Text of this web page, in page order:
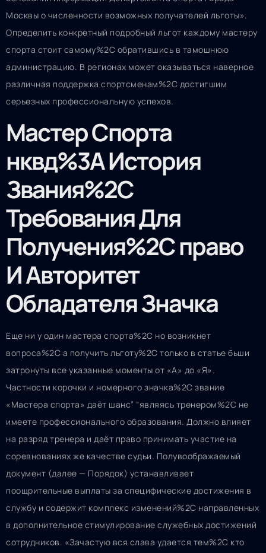
Москвы о численности возможных получателей льготы».
Определить конкретный подробный льгот каждому мастеру
спорта стоит самому%2C обратившись в тамошнюю
администрацию. В регионах может оказываться наверное
различная поддержка спортсменам%2C достигшим
серьезных профессиональную успехов.
Мастер Спорта
нквд%3A История
Звания%2C
Требования Для
Получения%2C право
И Авторитет
Обладателя Значка
Еще ни у один мастера спорта%2C но возникнет
вопроса%2C а получить льготу%2C только в статье бьши
затронуты все указанные моменты от «А» до «Я».
Частности корочки и номерного значка%2C звание
«Мастера спорта» даёт шанс” “являясь тренером%2C не
имеете профессионального образования. Должно влияет
на разряд тренера и даёт право принимать участие на
соревнованиях же качестве судьи. Полувоображаемый
документ (далее — Порядок) устанавливает
поощрительные выплаты за специфические достижения в
службу и содержит комплекс изменений%2C направленных
в дополнительное стимулирование служебных достижений
сотрудников. «Зачастую вся слава удается тем%2C кто